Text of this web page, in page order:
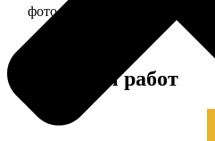
фото 15х15 в деревянной рамке
Примеры работ